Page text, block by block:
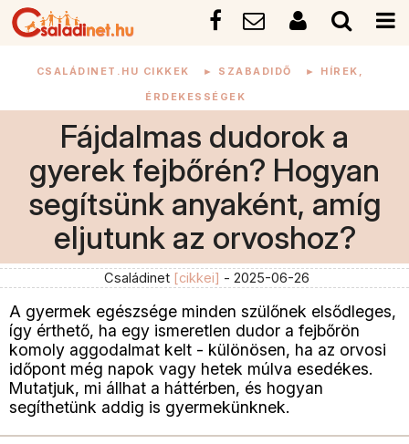
CSALÁDINET.HU CIKKEK ► SZABADIDŐ ► HÍREK,
ÉRDEKESSÉGEK
Fájdalmas dudorok a
gyerek fejbőrén? Hogyan
segítsünk anyaként, amíg
eljutunk az orvoshoz?
Családinet [cikkei] - 2025-06-26
A gyermek egészsége minden szülőnek elsődleges,
így érthető, ha egy ismeretlen dudor a fejbőrön
komoly aggodalmat kelt - különösen, ha az orvosi
időpont még napok vagy hetek múlva esedékes.
Mutatjuk, mi állhat a háttérben, és hogyan
segíthetünk addig is gyermekünknek.